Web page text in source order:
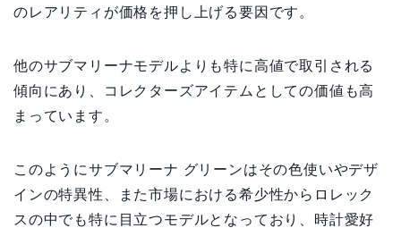
のレアリティが価格を押し上げる要因です。
他のサブマリーナモデルよりも特に高値で取引される
傾向にあり、コレクターズアイテムとしての価値も高
まっています。
このようにサブマリーナ グリーンはその色使いやデザ
インの特異性、また市場における希少性からロレック
スの中でも特に目立つモデルとなっており、時計愛好